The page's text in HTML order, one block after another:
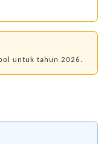
untuk tahun 2026.